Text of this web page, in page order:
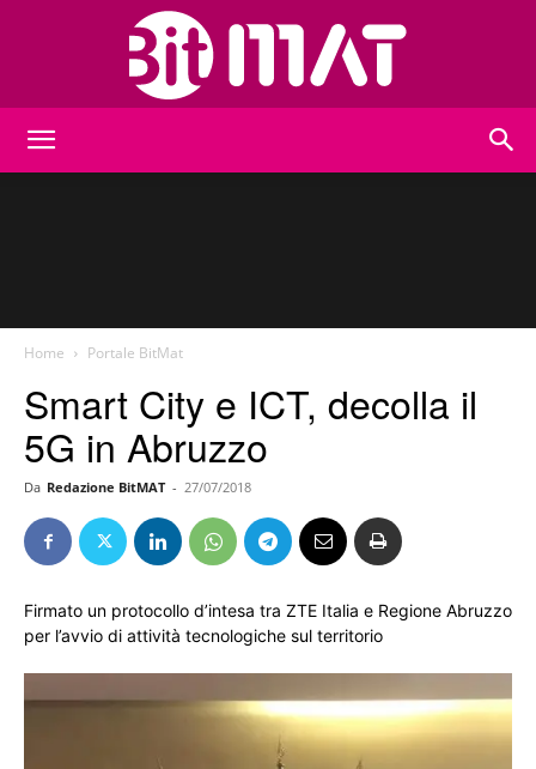
Home Portale BitMat
Smart City e ICT, decolla il
5G in Abruzzo
Da Redazione BitMAT - 27/07/2018
Firmato un protocollo d’intesa tra ZTE Italia e Regione Abruzzo
per l’avvio di attività tecnologiche sul territorio